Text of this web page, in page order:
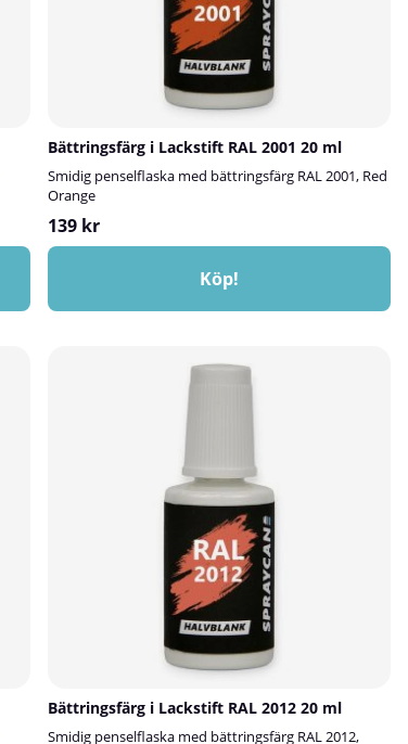
Bättringsfärg i Lackstift RAL 2001 20 ml
Smidig penselflaska med bättringsfärg RAL 2001, Red
Orange
139 kr
Köp!
Bättringsfärg i Lackstift RAL 2012 20 ml
Smidig penselflaska med bättringsfärg RAL 2012,